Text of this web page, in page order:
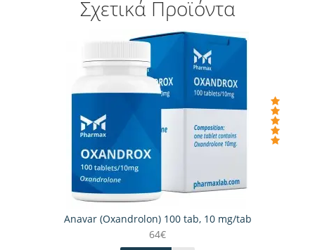
Σχετικά Προϊόντα
Anavar (Oxandrolon) 100 tab, 10 mg/tab
64€